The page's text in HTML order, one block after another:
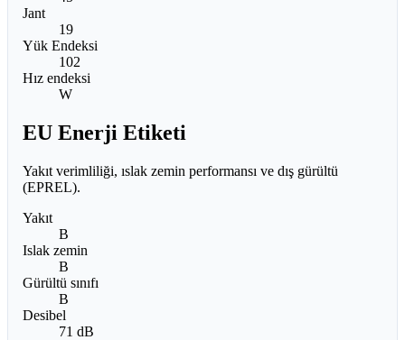
Jant
19
Yük Endeksi
102
Hız endeksi
W
EU Enerji Etiketi
Yakıt verimliliği, ıslak zemin performansı ve dış gürültü
(EPREL).
Yakıt
B
Islak zemin
B
Gürültü sınıfı
B
Desibel
71 dB